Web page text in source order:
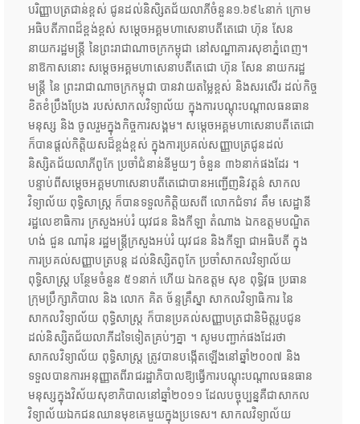
បរិញ្ញាបត្រជាន់ខ្ពស់ ជូនដល់និសិ្សតជ័យលាភីចំនួន១.៦៩៤នាក់ ក្រោម
អធិបតីភាពដ៏ខ្ពង់ខ្ពស់ សម្តេចអគ្គមហាសេនាបតីតេជោ ហ៊ុន សែន
នាយករដ្ឋមន្ត្រី នៃព្រះរាជាណាចក្រកម្ពុជា នៅសណ្ឋាគារសុខាភ្នំពេញ។
នាឱកាសនោះ សម្តេចអគ្គមហាសេនាបតីតេជោ ហ៊ុន សែន នាយករដ្ឋ
មន្ត្រី នៃ ព្រះរាជាណាចក្រកម្ពុជា បានវាយតម្លៃខ្ពស់ និងសរសើរ ដល់កិច្ច
ខិតខំប្រឹងប្រែង របស់សាកលវិទ្យាល័យ ក្នុងការបណ្តុះបណ្តាលធនធាន
មនុស្ស និង ចូលរួមក្នុងកិច្ចការសង្គម។ សម្តេចអគ្គមហាសេនាបតីតេជោ
ក៏បានផ្តល់កិត្តិយសដ៏ខ្ពង់ខ្ពស់ ក្នុងការប្រគល់សញ្ញាបត្រជូនដល់
និស្សិតជ័យលាភីពូកែ ប្រចាំជំនាន់នីមួយៗ ចំនួន ៣៦នាក់ផងដែរ ។
បន្ទាប់ពីសម្តេចអគ្គមហាសេនាបតីតេជោបានអញ្ជើញនិវត្តន៌ សាកល
វិទ្យាល័យ ពុទ្ធិសាស្ត្រ ក៏បានទទួលកិត្តិយសពី លោកជំទាវ គឹម សេដ្ឋានី
រដ្ឋលេខាធិការ ក្រសួងអប់រំ យុវជន និងកីឡា តំណាង ឯកឧត្តមបណ្ឌិត
ហង់ ជួន ណារ៉ុន រដ្ឋមន្រ្តីក្រសួងអប់រំ យុវជន និងកីឡា ជាអធិបតី ក្នុង
ការប្រគល់សញ្ញាបត្របន្ត ដល់និស្សិតពូកែ ប្រចាំសាកលវិទ្យាល័យ
ពុទ្ធិសាស្រ្ត បន្ថែមចំនួន ៥១នាក់ ហើយ ឯកឧត្តម សុខ ពុទ្ធិវុធ ប្រធាន
ក្រុមប្រឹក្សាភិបាល និង លោក គិត ច័ន្ទគ្រឹស្នា សាកលវិទ្យាធិការ នៃ
សាកលវិទ្យាល័យ ពុទ្ធិសាស្ត្រ ក៏បានប្រគល់សញ្ញាបត្រជានិមិត្តរូបជូន
ដល់និស្សិតជ័យលាភីដទៃទៀតគ្រប់ៗគ្នា ។ សូមបញ្ជាក់ផងដែរថា
សាកលវិទ្យាល័យ ពុទ្ធិសាស្រ្ត ត្រូវបានបង្កើតឡើងនៅឆ្នាំ២០០៧ និង
ទទួលបានការអនុញ្ញាតពីរាជរដ្ឋាភិបាលឱ្យធ្វើការបណ្តុះបណ្តាលធនធាន
មនុស្សក្នុងវិស័យសុខាភិបាលនៅឆ្នាំ២០១១ ដែលបច្ចុប្បន្នគឺជាសាកល
វិទ្យាល័យឯកជនឈានមុខគេមួយក្នុងប្រទេស។ សាកលវិទ្យាល័យ